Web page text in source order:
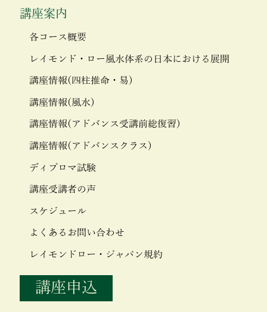
講座案内
各コース概要
レイモンド・ロー風水体系の日本における展開
講座情報(四柱推命・易)
講座情報(風水)
講座情報(アドバンス受講前総復習)
講座情報(アドバンスクラス)
ディプロマ試験
講座受講者の声
スケジュール
よくあるお問い合わせ
レイモンドロー・ジャパン規約
講座申込